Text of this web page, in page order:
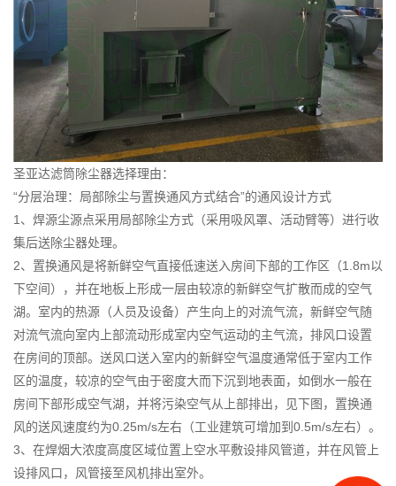
圣亚达滤筒除尘器选择理由：
“分层治理：局部除尘与置换通风方式结合”的通风设计方式
1、焊源尘源点采用局部除尘方式（采用吸风罩、活动臂等）进行收
集后送除尘器处理。
2、置换通风是将新鲜空气直接低速送入房间下部的工作区（1.8m以
下空间），并在地板上形成一层由较凉的新鲜空气扩散而成的空气
湖。室内的热源（人员及设备）产生向上的对流气流，新鲜空气随
对流气流向室内上部流动形成室内空气运动的主气流，排风口设置
在房间的顶部。送风口送入室内的新鲜空气温度通常低于室内工作
区的温度，较凉的空气由于密度大而下沉到地表面，如倒水一般在
房间下部形成空气湖，并将污染空气从上部排出，见下图，置换通
风的送风速度约为0.25m/s左右（工业建筑可增加到0.5m/s左右）。
3、在焊烟大浓度高度区域位置上空水平敷设排风管道，并在风管上
设排风口，风管接至风机排出室外。